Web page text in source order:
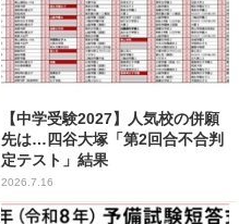
【中学受験2027】人気校の併願
先は…四谷大塚「第2回合不合判
定テスト」結果
2026.7.16